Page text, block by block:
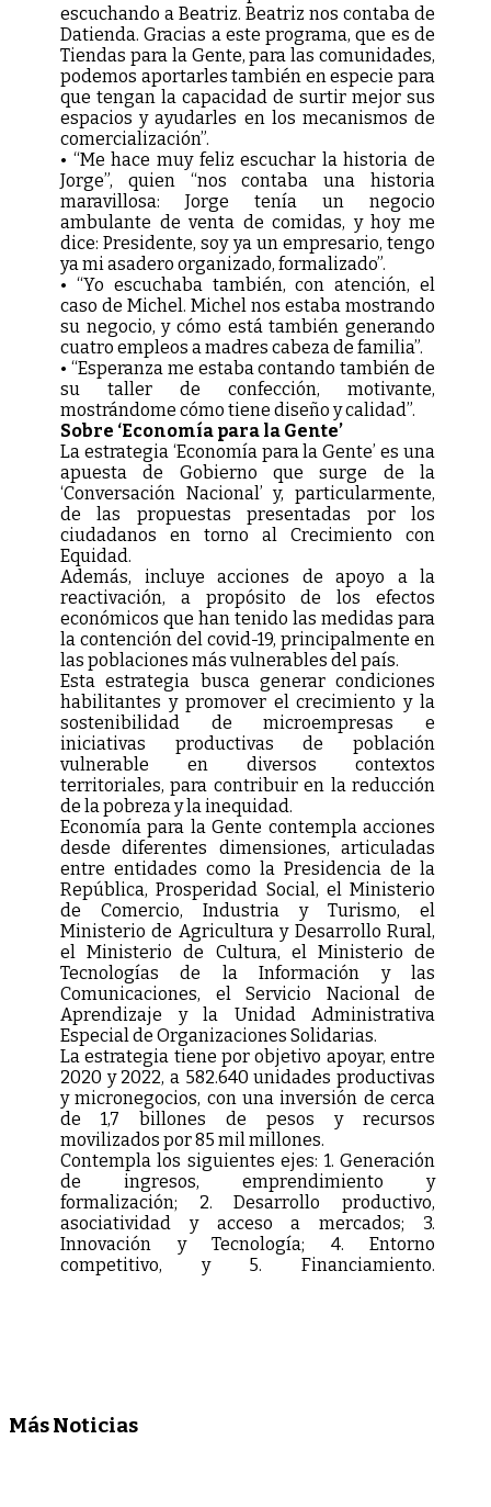
escuchando a Beatriz. Beatriz nos contaba de
Datienda. Gracias a este programa, que es de
Tiendas para la Gente, para las comunidades,
podemos aportarles también en especie para
que tengan la capacidad de surtir mejor sus
espacios y ayudarles en los mecanismos de
comercialización”.
• “Me hace muy feliz escuchar la historia de
Jorge”, quien “nos contaba una historia
maravillosa: Jorge tenía un negocio
ambulante de venta de comidas, y hoy me
dice: Presidente, soy ya un empresario, tengo
ya mi asadero organizado, formalizado”.
• “Yo escuchaba también, con atención, el
caso de Michel. Michel nos estaba mostrando
su negocio, y cómo está también generando
cuatro empleos a madres cabeza de familia”.
• “Esperanza me estaba contando también de
su taller de confección, motivante,
mostrándome cómo tiene diseño y calidad”.
Sobre ‘Economía para la Gente’
La estrategia ‘Economía para la Gente’ es una
apuesta de Gobierno que surge de la
‘Conversación Nacional’ y, particularmente,
de las propuestas presentadas por los
ciudadanos en torno al Crecimiento con
Equidad.
Además, incluye acciones de apoyo a la
reactivación, a propósito de los efectos
económicos que han tenido las medidas para
la contención del covid-19, principalmente en
las poblaciones más vulnerables del país.
Esta estrategia busca generar condiciones
habilitantes y promover el crecimiento y la
sostenibilidad de microempresas e
iniciativas productivas de población
vulnerable en diversos contextos
territoriales, para contribuir en la reducción
de la pobreza y la inequidad.
Economía para la Gente contempla acciones
desde diferentes dimensiones, articuladas
entre entidades como la Presidencia de la
República, Prosperidad Social, el Ministerio
de Comercio, Industria y Turismo, el
Ministerio de Agricultura y Desarrollo Rural,
el Ministerio de Cultura, el Ministerio de
Tecnologías de la Información y las
Comunicaciones, el Servicio Nacional de
Aprendizaje y la Unidad Administrativa
Especial de Organizaciones Solidarias.
La estrategia tiene por objetivo apoyar, entre
2020 y 2022, a 582.640 unidades productivas
y micronegocios, con una inversión de cerca
de 1,7 billones de pesos y recursos
movilizados por 85 mil millones.
Contempla los siguientes ejes: 1. Generación
de ingresos, emprendimiento y
formalización; 2. Desarrollo productivo,
asociatividad y acceso a mercados; 3.
Innovación y Tecnología; 4. Entorno
competitivo, y 5. Financiamiento.
Más Noticias